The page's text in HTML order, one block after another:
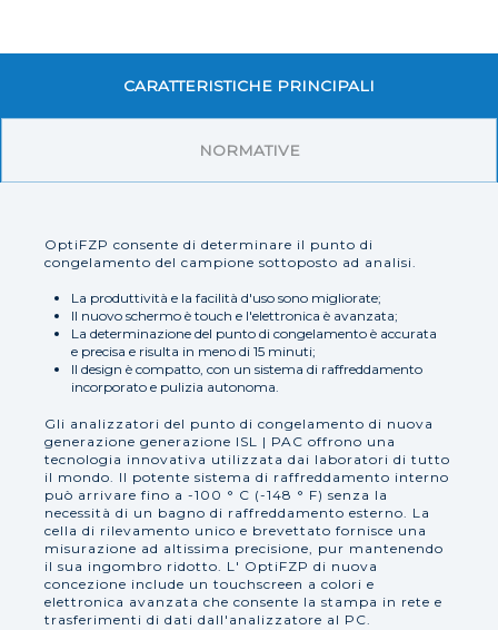
CARATTERISTICHE PRINCIPALI
NORMATIVE
OptiFZP consente di determinare il punto di
congelamento del campione sottoposto ad analisi.
La produttività e la facilità d'uso sono migliorate;
Il nuovo schermo è touch e l'elettronica è avanzata;
La determinazione del punto di congelamento è accurata
e precisa e risulta in meno di 15 minuti;
Il design è compatto, con un sistema di raffreddamento
incorporato e pulizia autonoma.
Gli analizzatori del punto di congelamento di nuova
generazione generazione ISL | PAC offrono una
tecnologia innovativa utilizzata dai laboratori di tutto
il mondo. Il potente sistema di raffreddamento interno
può arrivare fino a -100 ° C (-148 ° F) senza la
necessità di un bagno di raffreddamento esterno. La
cella di rilevamento unico e brevettato fornisce una
misurazione ad altissima precisione, pur mantenendo
il sua ingombro ridotto. L' OptiFZP di nuova
concezione include un touchscreen a colori e
elettronica avanzata che consente la stampa in rete e
trasferimenti di dati dall'analizzatore al PC.